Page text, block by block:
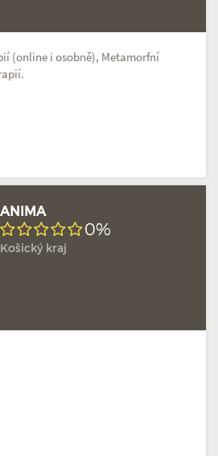
(online i osobně), Metamorfní
ANIMA
0%
Košický kraj
hodnocení